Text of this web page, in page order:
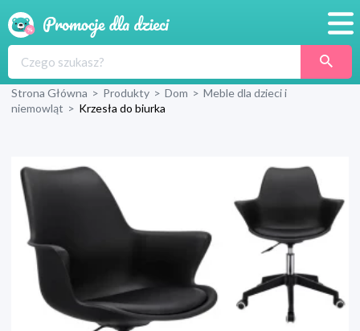
Produkty
Strona Główna > Produkty > Dom > Meble dla dzieci i
niemowląt > Krzesła do biurka